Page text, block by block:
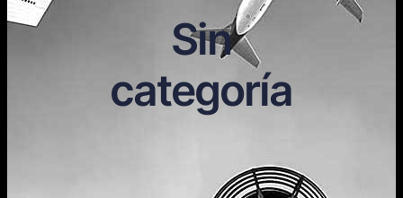
Sin
categoría